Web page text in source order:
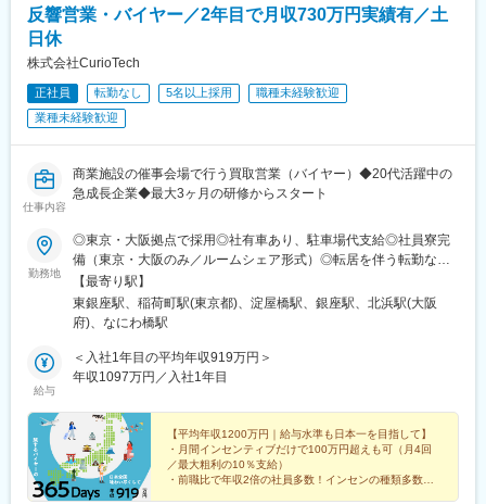
反響営業・バイヤー／2年目で月収730万円実績有／土
日休
株式会社CurioTech
正社員 転勤なし 5名以上採用
職種未経験歓迎
業種未経験歓迎
仕事内容
商業施設の催事会場で行う買取営業（バイヤー）◆20代活躍中の
急成長企業◆最大3ヶ月の研修からスタート
勤務地
◎東京・大阪拠点で採用◎社有車あり、駐車場代支給◎社員寮完
備（東京・大阪のみ／ルームシェア形式）◎転居を伴う転勤なし※
年間で最大4回の出張あり（最長1ヶ月）■全国の催事会場での勤
務（毎週金曜の営業終了後はMTGのため各拠点へのオフィス出勤
が発生します）催事会場は一都三県と大阪・兵庫を中心に、北海
は1週間ごとに変更しており、基本的には直行直帰スタイルです。
※遠方での催事（出張）に関してはご相談のうえ、本人同意のもと
GINZA 9階 bizcube■東京拠点東京都台東区■大阪拠点大阪府大阪
市中央区■地方拠点・北海道・宮城県（仙台エリア）・群馬県・新
潟県・静岡県（浜松エリア）・愛知県・長野県・岐阜県・広島
県・兵庫県（大阪府一部含む）・熊本県（福岡県一部含む）・沖
縄県
【最寄り駅】
東銀座駅、稲荷町駅(東京都)、淀屋橋駅、銀座駅、北浜駅(大阪
府)、なにわ橋駅
給与
＜入社1年目の平均年収919万円＞
年収1097万円／入社1年目
【平均年収1200万円｜給与水準も日本一を目指して】
・月間インセンティブだけで100万円超えも可（月4回
／最大粗利の10％支給）
・前職比で年収2倍の社員多数！インセンの種類多数